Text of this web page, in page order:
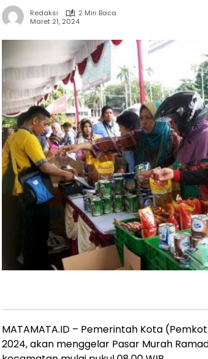
Redaksi
2 Min Baca
Maret 21, 2024
MATAMATA.ID – Pemerintah Kota
2024, akan menggelar Pasar Murah